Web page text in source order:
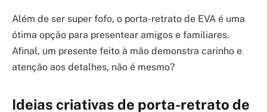
Além de ser super fofo, o porta-retrato de EVA é uma
ótima opção para presentear amigos e familiares.
Afinal, um presente feito à mão demonstra carinho e
atenção aos detalhes, não é mesmo?
Ideias criativas de porta-retrato de